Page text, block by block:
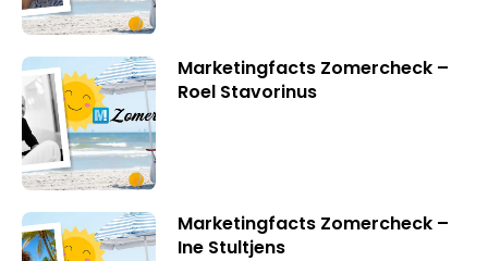
Marketingfacts Zomercheck –
Roel Stavorinus
Marketingfacts Zomercheck –
Ine Stultjens